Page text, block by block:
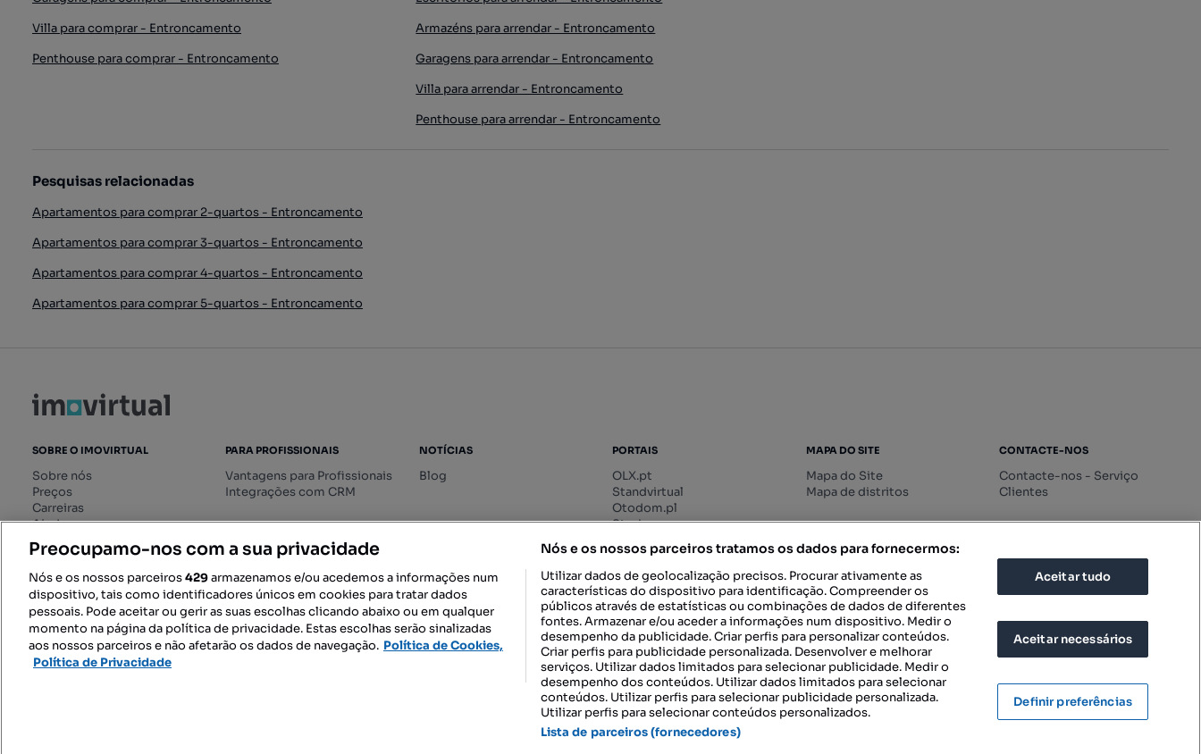
Villa para comprar - Entroncamento
Penthouse para comprar - Entroncamento
Armazéns para arrendar - Entroncamento
Garagens para arrendar - Entroncamento
Villa para arrendar - Entroncamento
Penthouse para arrendar - Entroncamento
Pesquisas relacionadas
Apartamentos para comprar 2-quartos - Entroncamento
Apartamentos para comprar 3-quartos - Entroncamento
Apartamentos para comprar 4-quartos - Entroncamento
Apartamentos para comprar 5-quartos - Entroncamento
SOBRE O IMOVIRTUAL
Sobre nós
Preços
Carreiras
Ajuda
Livro de Reclamações online
Regulamento dos Serviços
Digitais
PARA PROFISSIONAIS
Vantagens para Profissionais
Integrações com CRM
NOTÍCIAS
Blog
PORTAIS
OLX.pt
Standvirtual
Otodom.pl
Storia.ro
MAPA DO SITE
Mapa do Site
Mapa de distritos
CONTACTE-NOS
Contacte-nos - Serviço
Clientes
SIGA-NOS: DESCARREGAR NA:
TERMOS DE UTILIZAÇÃO POLÍTICA DE PRIVACIDADE CONFIGURAÇÕES DE PRIVACIDADE
Preocupamo-nos com a sua privacidade
Nós e os nossos parceiros429armazenamos e/ou acedemos a informações num
dispositivo, tais como identificadores únicos em cookies para tratar dados
pessoais. Pode aceitar ou gerir as suas escolhas clicando abaixo ou em qualquer
momento na página da política de privacidade. Estas escolhas serão sinalizadas
aos nossos parceiros e não afetarão os dados de navegação. Política de Cookies,
Política de Privacidade
Nós e os nossos parceiros tratamos os dados para fornecermos:
Utilizar dados de geolocalização precisos. Procurar ativamente as
características do dispositivo para identificação. Compreender os
públicos através de estatísticas ou combinações de dados de diferentes
fontes. Armazenar e/ou aceder a informações num dispositivo. Medir o
desempenho da publicidade. Criar perfis para personalizar conteúdos.
Criar perfis para publicidade personalizada. Desenvolver e melhorar
serviços. Utilizar dados limitados para selecionar publicidade. Medir o
desempenho dos conteúdos. Utilizar dados limitados para selecionar
conteúdos. Utilizar perfis para selecionar publicidade personalizada.
Utilizar perfis para selecionar conteúdos personalizados.
Lista de parceiros (fornecedores)
Aceitar tudo
Aceitar necessários
Definir preferências